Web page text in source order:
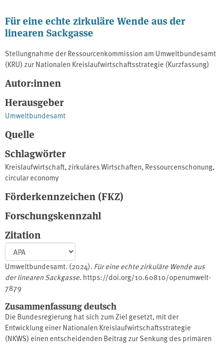
Für eine echte zirkuläre Wende aus der
linearen Sackgasse
Stellungnahme der Ressourcenkommission am Umweltbundesamt
(KRU) zur Nationalen Kreislaufwirtschaftsstrategie (Kurzfassung)
Autor:innen
Herausgeber
Umweltbundesamt
Quelle
Schlagwörter
Kreislaufwirtschaft,zirkuläres Wirtschaften,Ressourcenschonung,
circular economy
Förderkennzeichen (FKZ)
Forschungskennzahl
Zitation
Umweltbundesamt. (2024). Für eine echte zirkuläre Wende aus
der linearen Sackgasse. https://doi.org/10.60810/openumwelt-
7879
Zusammenfassung deutsch
Die Bundesregierung hat sich zum Ziel gesetzt, mit der
Entwicklung einer Nationalen Kreislaufwirtschaftsstrategie
(NKWS) einen entscheidenden Beitrag zur Senkung des primären